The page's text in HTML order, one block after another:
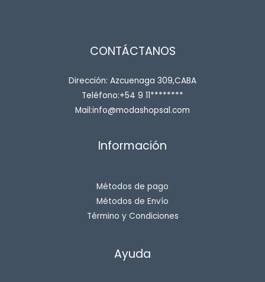
CONTÁCTANOS
Dirección: Azcuenaga 309,CABA
Teléfono:+54 9 11********
Mail:info@modashopsal.com
Información
Métodos de pago
Métodos de Envío
Término y Condiciones
Ayuda